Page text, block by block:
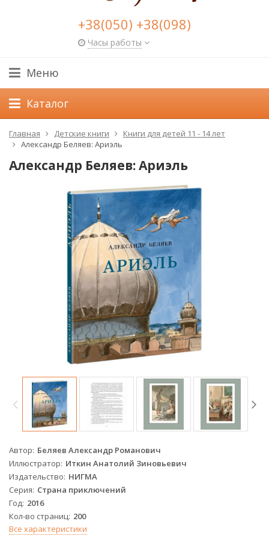
+38(050) +38(098)
Часы работы
Меню
Каталог
Главная Детские книги
Книги для детей 11 - 14 лет
Александр Беляев: Ариэль
Александр Беляев: Ариэль
Автор Беляев Александр Романович
Иллюстратор Иткин Анатолий Зиновьевич
Издательство НИГМА
Серия Страна приключений
Год 2016
Кол-во страниц 200
Все характеристики